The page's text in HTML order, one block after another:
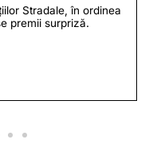
Stradale, în ordinea
premii surpriză.